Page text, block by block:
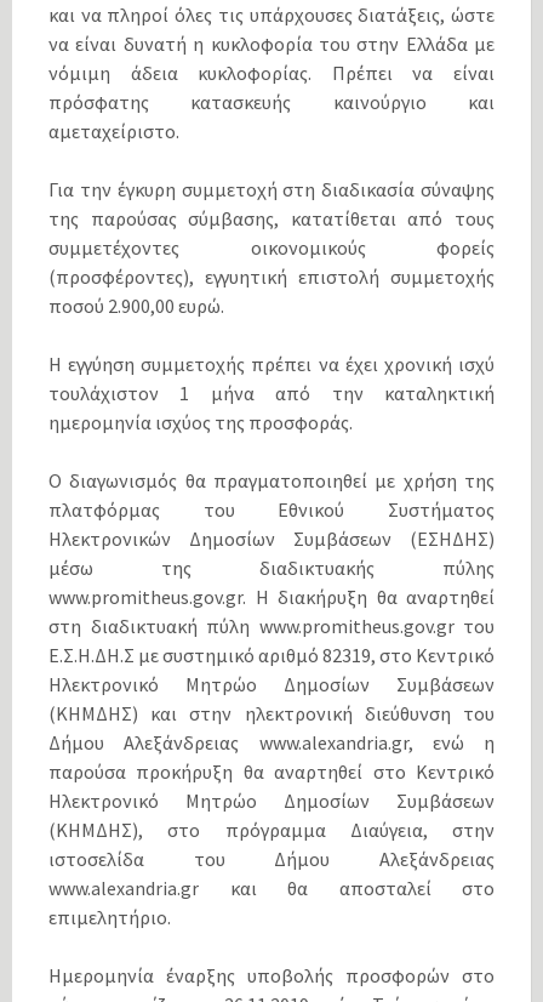
και να πληροί όλες τις υπάρχουσες διατάξεις, ώστε
να είναι δυνατή η κυκλοφορία του στην Ελλάδα με
νόμιμη άδεια κυκλοφορίας. Πρέπει να είναι
πρόσφατης κατασκευής καινούργιο και
αμεταχείριστο.
Για την έγκυρη συμμετοχή στη διαδικασία σύναψης
της παρούσας σύμβασης, κατατίθεται από τους
συμμετέχοντες οικονομικούς φορείς
(προσφέροντες), εγγυητική επιστολή συμμετοχής
ποσού 2.900,00 ευρώ.
Η εγγύηση συμμετοχής πρέπει να έχει χρονική ισχύ
τουλάχιστον 1 μήνα από την καταληκτική
ημερομηνία ισχύος της προσφοράς.
Ο διαγωνισμός θα πραγματοποιηθεί με χρήση της
πλατφόρμας του Εθνικού Συστήματος
Ηλεκτρονικών Δημοσίων Συμβάσεων (ΕΣΗΔΗΣ)
μέσω της διαδικτυακής πύλης
www.promitheus.gov.gr. Η διακήρυξη θα αναρτηθεί
στη διαδικτυακή πύλη www.promitheus.gov.gr του
Ε.Σ.Η.ΔΗ.Σ με συστημικό αριθμό 82319, στο Κεντρικό
Ηλεκτρονικό Μητρώο Δημοσίων Συμβάσεων
(ΚΗΜΔΗΣ) και στην ηλεκτρονική διεύθυνση του
Δήμου Αλεξάνδρειας www.alexandria.gr, ενώ η
παρούσα προκήρυξη θα αναρτηθεί στο Κεντρικό
Ηλεκτρονικό Μητρώο Δημοσίων Συμβάσεων
(ΚΗΜΔΗΣ), στο πρόγραμμα Διαύγεια, στην
ιστοσελίδα του Δήμου Αλεξάνδρειας
www.alexandria.gr και θα αποσταλεί στο
επιμελητήριο.
Ημερομηνία έναρξης υποβολής προσφορών στο